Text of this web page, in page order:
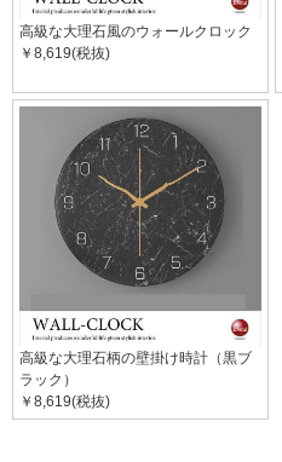
高級な大理石風のウォールクロック
￥8,619(税抜)
高級な大理石柄の壁掛け時計（黒ブ
ラック）
￥8,619(税抜)